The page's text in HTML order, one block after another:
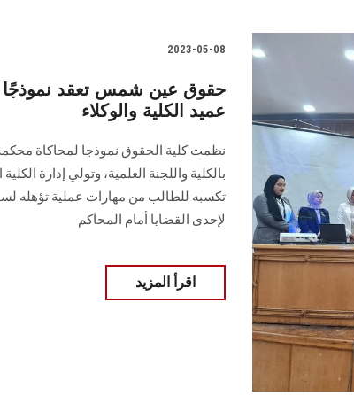
2023-05-08
حقوق عين شمس تعقد نموذجًا
عميد الكلية والوكلاء
نظمت كلية الحقوق نموذجا لمحاكاة
بالكلية واللجنة العلمية، وتولي إدارة
تكسبه للطالب من مهارات عملية تؤهله
لإحدى القضايا أمام المحاكم
اقرأ المزيد